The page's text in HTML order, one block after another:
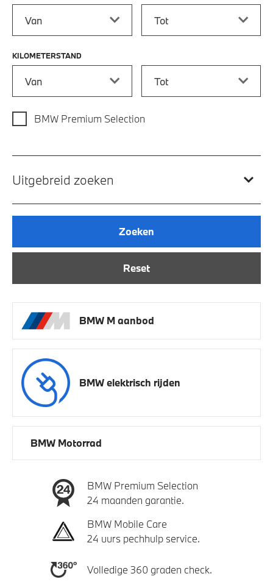
KILOMETERSTAND
BMW Premium Selection
Uitgebreid zoeken
Reset
Zoeken
BMW M aanbod
BMW elektrisch rijden
BMW Motorrad
BMW Premium Selection
24 maanden garantie.
BMW Mobile Care
24 uurs pechhulp service.
Volledige 360 graden check.